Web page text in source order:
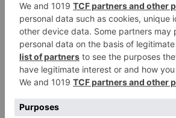
unser Belohnungssystem, wirkt
Menschheitsgeschichte lebten
wesentlich kürzer, gründeten
Jahren Familien und der
Familie und Sippe war
Bestandteil zur Sicherung der